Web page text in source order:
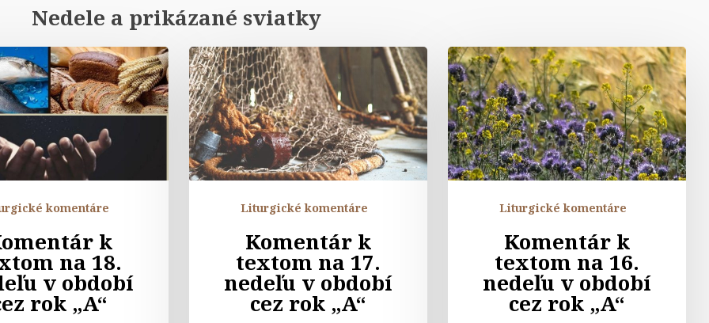
Nedele a prikázané sviatky
Komentár
k
textom
na
18.
nedeľu
v
období
rok
„A“
komentáre
k
na 18.
v období
rok „A“
Komentár
k
textom
na
17.
nedeľu
v
období
rok
„A“
Liturgické komentáre
Komentár k
textom na 17.
nedeľu v období
cez rok „A“
Komentár
k
textom
na
16.
nedeľu
v
období
rok
„A“
Liturgické komentáre
Komentár k
textom na 16.
nedeľu v období
cez rok „A“